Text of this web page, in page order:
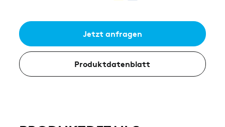
Jetzt anfragen
Produktdatenblatt